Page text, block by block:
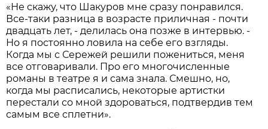
«Не скажу, что Шакуров мне сразу понравился.
Все-таки разница в возрасте приличная - почти
двадцать лет, - делилась она позже в интервью. -
Но я постоянно ловила на себе его взгляды.
Когда мы с Сережей решили пожениться, меня
все отговаривали. Про его многочисленные
романы в театре я и сама знала. Смешно, но,
когда мы расписались, некоторые артистки
перестали со мной здороваться, подтвердив тем
самым все сплетни».